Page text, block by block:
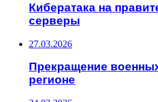
Кибератака на
серверы
27.03.2026
Прекращение
регионе